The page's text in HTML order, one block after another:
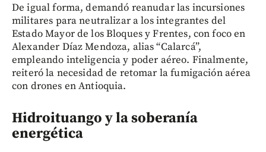
De igual forma, demandó reanudar las incursiones
militares para neutralizar a los integrantes del
Estado Mayor de los Bloques y Frentes, con foco en
Alexander Díaz Mendoza, alias “Calarcá”,
empleando inteligencia y poder aéreo. Finalmente,
reiteró la necesidad de retomar la fumigación aérea
con drones en Antioquia.
Hidroituango y la soberanía
energética